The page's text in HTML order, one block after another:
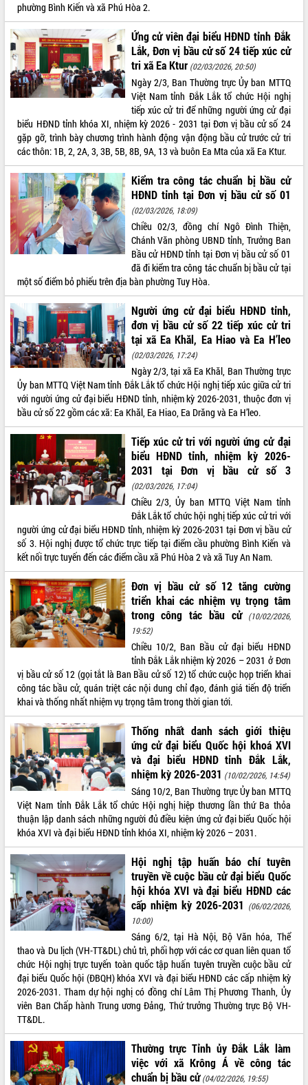
phường Bình Kiến và xã Phú Hòa 2.
Ứng cử viên đại biểu HĐND tỉnh Đắk
Lắk, Đơn vị bầu cử số 24 tiếp xúc cử
tri xã Ea Ktur (02/03/2026, 20:50)
Ngày 2/3, Ban Thường trực Ủy ban MTTQ
Việt Nam tỉnh Đắk Lắk tổ chức Hội nghị
tiếp xúc cử tri để những người ứng cử đại
biểu HĐND tỉnh khóa XI, nhiệm kỳ 2026 - 2031 tại Đơn vị bầu cử số 24
gặp gỡ, trình bày chương trình hành động vận động bầu cử trước cử tri
các thôn: 1B, 2, 2A, 3, 3B, 5B, 8B, 9A, 13 và buôn Ea Mta của xã Ea Ktur.
Kiểm tra công tác chuẩn bị bầu cử
HĐND tỉnh tại Đơn vị bầu cử số 01
(02/03/2026, 18:09)
Chiều 02/3, đồng chí Ngô Đình Thiện,
Chánh Văn phòng UBND tỉnh, Trưởng Ban
Bầu cử HĐND tỉnh tại Đơn vị bầu cử số 01
đã đi kiểm tra công tác chuẩn bị bầu cử tại
một số điểm bỏ phiếu trên địa bàn phường Tuy Hòa.
Người ứng cử đại biểu HĐND tỉnh,
đơn vị bầu cử số 22 tiếp xúc cử tri
tại xã Ea Khăl, Ea Hiao và Ea H’leo
(02/03/2026, 17:24)
Ngày 2/3, tại xã Ea Khăl, Ban Thường trực
Ủy ban MTTQ Việt Nam tỉnh Đắk Lắk tổ chức Hội nghị tiếp xúc giữa cử tri
với người ứng cử đại biểu HĐND tỉnh, nhiệm kỳ 2026-2031, thuộc đơn vị
bầu cử số 22 gồm các xã: Ea Khăl, Ea Hiao, Ea Drăng và Ea H’leo.
Tiếp xúc cử tri với người ứng cử đại
biểu HĐND tỉnh, nhiệm kỳ 2026-
2031 tại Đơn vị bầu cử số 3
(02/03/2026, 17:04)
Chiều 2/3, Ủy ban MTTQ Việt Nam tỉnh
Đắk Lắk tổ chức hội nghị tiếp xúc cử tri với
người ứng cử đại biểu HĐND tỉnh, nhiệm kỳ 2026-2031 tại Đơn vị bầu cử
số 3. Hội nghị được tổ chức trực tiếp tại điểm cầu phường Bình Kiến và
kết nối trực tuyến đến các điểm cầu xã Phú Hòa 2 và xã Tuy An Nam.
Đơn vị bầu cử số 12 tăng cường
triển khai các nhiệm vụ trọng tâm
trong công tác bầu cử
(10/02/2026,
19:52)
Chiều 10/2, Ban Bầu cử đại biểu HĐND
tỉnh Đắk Lắk nhiệm kỳ 2026 – 2031 ở Đơn
vị bầu cử số 12 (gọi tắt là Ban Bầu cử số 12) tổ chức cuộc họp triển khai
công tác bầu cử, quán triệt các nội dung chỉ đạo, đánh giá tiến độ triển
khai và thống nhất nhiệm vụ trọng tâm trong thời gian tới.
Thống nhất danh sách giới thiệu
ứng cử đại biểu Quốc hội khoá XVI
và đại biểu HĐND tỉnh Đắk Lắk,
nhiệm kỳ 2026-2031 (10/02/2026, 14:54)
Sáng 10/2, Ban Thường trực Ủy ban MTTQ
Việt Nam tỉnh Đắk Lắk tổ chức Hội nghị hiệp thương lần thứ Ba thỏa
thuận lập danh sách những người đủ điều kiện ứng cử đại biểu Quốc hội
khóa XVI và đại biểu HĐND tỉnh khóa XI, nhiệm kỳ 2026 – 2031.
Hội nghị tập huấn báo chí tuyên
truyền về cuộc bầu cử đại biểu Quốc
hội khóa XVI và đại biểu HĐND các
cấp nhiệm kỳ 2026-2031 (06/02/2026,
10:00)
Sáng 6/2, tại Hà Nội, Bộ Văn hóa, Thể
thao và Du lịch (VH-TT&DL) chủ trì, phối hợp với các cơ quan liên quan tổ
chức Hội nghị trực tuyến toàn quốc tập huấn tuyên truyền cuộc bầu cử
đại biểu Quốc hội (ĐBQH) khóa XVI và đại biểu HĐND các cấp nhiệm kỳ
2026-2031. Tham dự hội nghị có đồng chí Lâm Thị Phương Thanh, Ủy
viên Ban Chấp hành Trung ương Đảng, Thứ trưởng Thường trực Bộ VH-
TT&DL.
Thường trực Tỉnh ủy Đắk Lắk làm
việc với xã Krông Á về công tác
chuẩn bị bầu cử (04/02/2026, 19:55)